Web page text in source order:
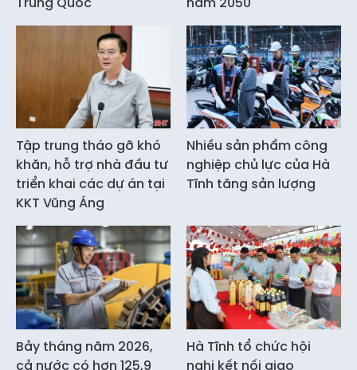
Tập trung tháo gỡ khó
khăn, hỗ trợ nhà đầu tư
triển khai các dự án tại
KKT Vũng Áng
Nhiều sản phẩm công
nghiệp chủ lực của Hà
Tĩnh tăng sản lượng
Bảy tháng năm 2026,
cả nước có hơn 125,9
Hà Tĩnh tổ chức hội
nghị kết nối giao